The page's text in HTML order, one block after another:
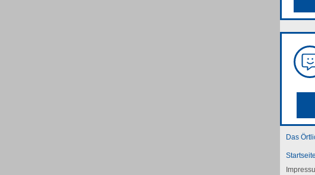
Das
Startseite